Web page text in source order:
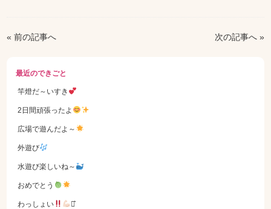
« 前の記事へ 次の記事へ »
最近のできごと
竿燈だ～いすき
2日間頑張ったよ
広場で遊んだよ～
外遊び
水遊び楽しいね～
おめでとう
わっしょい ⋆͛